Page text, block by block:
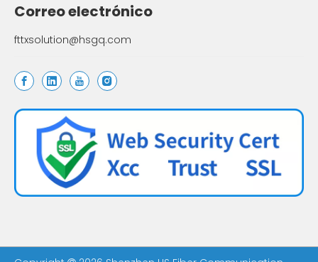
Correo electrónico
fttxsolution@hsgq.com